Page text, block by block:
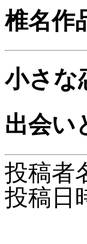
椎名作
小さな
出会い
投稿者
投稿日